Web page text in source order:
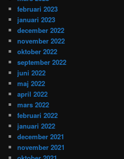
februari 2023
januari 2023
december 2022
november 2022
oktober 2022
september 2022
juni 2022
maj 2022
april 2022
mars 2022
februari 2022
januari 2022
december 2021
november 2021